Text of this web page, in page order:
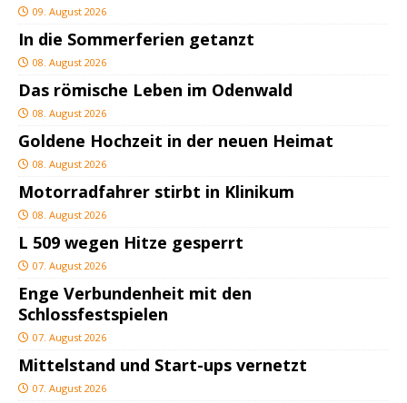
09. August 2026
In die Sommerferien getanzt
08. August 2026
Das römische Leben im Odenwald
08. August 2026
Goldene Hochzeit in der neuen Heimat
08. August 2026
Motorradfahrer stirbt in Klinikum
08. August 2026
L 509 wegen Hitze gesperrt
07. August 2026
Enge Verbundenheit mit den
Schlossfestspielen
07. August 2026
Mittelstand und Start-ups vernetzt
07. August 2026